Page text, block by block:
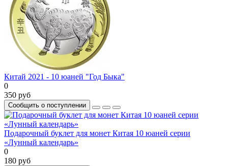
Китай 2021 - 10 юаней "Год Быка"
0
350 руб
Сообщить о поступлении
Подарочный буклет для монет Китая 10 юаней серии
«Лунный календарь»
0
180 руб